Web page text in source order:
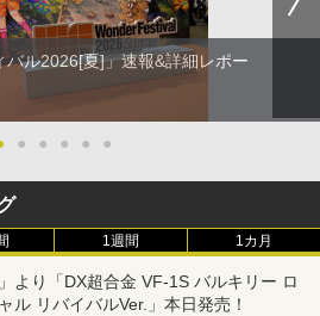
バル2026[夏]」速報&詳細レポー
● ● ● ● ●
1週間 1カ月
より「DX超合金 VF-1S バルキリー ロ
ル リバイバルVer.」本日発売！